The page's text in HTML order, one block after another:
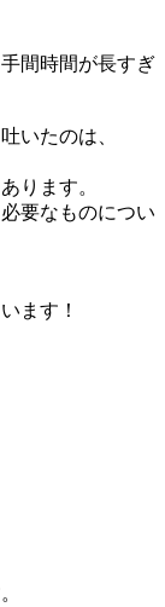
間時間が長すぎ
いたのは、
ります。
要なものについ
ます！